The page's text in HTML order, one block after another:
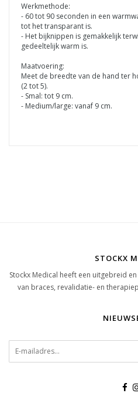
Werkmethode:
- 60 tot 90 seconden in een
tot het transparant is.
- Het bijknippen is gemakkelijk
gedeeltelijk warm is.
Maatvoering:
Meet de breedte van de hand ter
(2 tot 5).
- Smal: tot 9 cm.
- Medium/large: vanaf 9 cm.
STOCKX
Stockx Medical heeft een uitgebreid
van braces, revalidatie- en